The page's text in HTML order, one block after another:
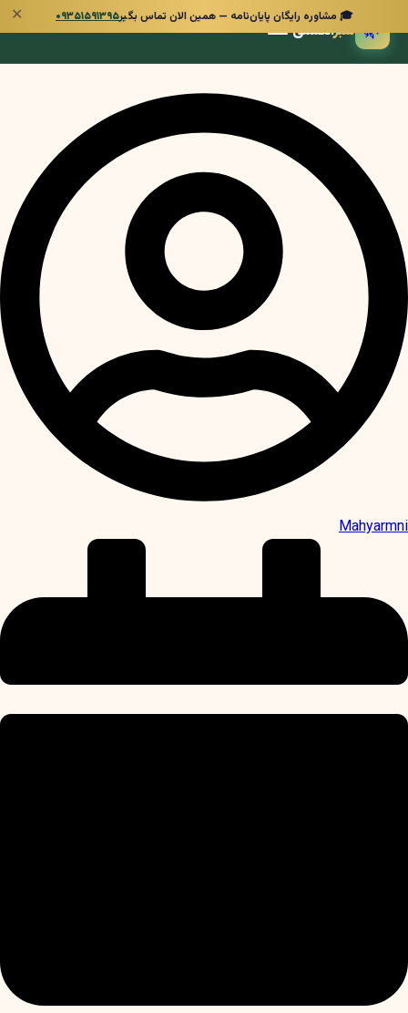
🎓 مشاوره رایگان پایان‌نامه — همین الان تماس بگیر۰۹۳۵۱۵۹۱۳۹۵ ✕
🌿 سبزانگشتی
Mahyarmni